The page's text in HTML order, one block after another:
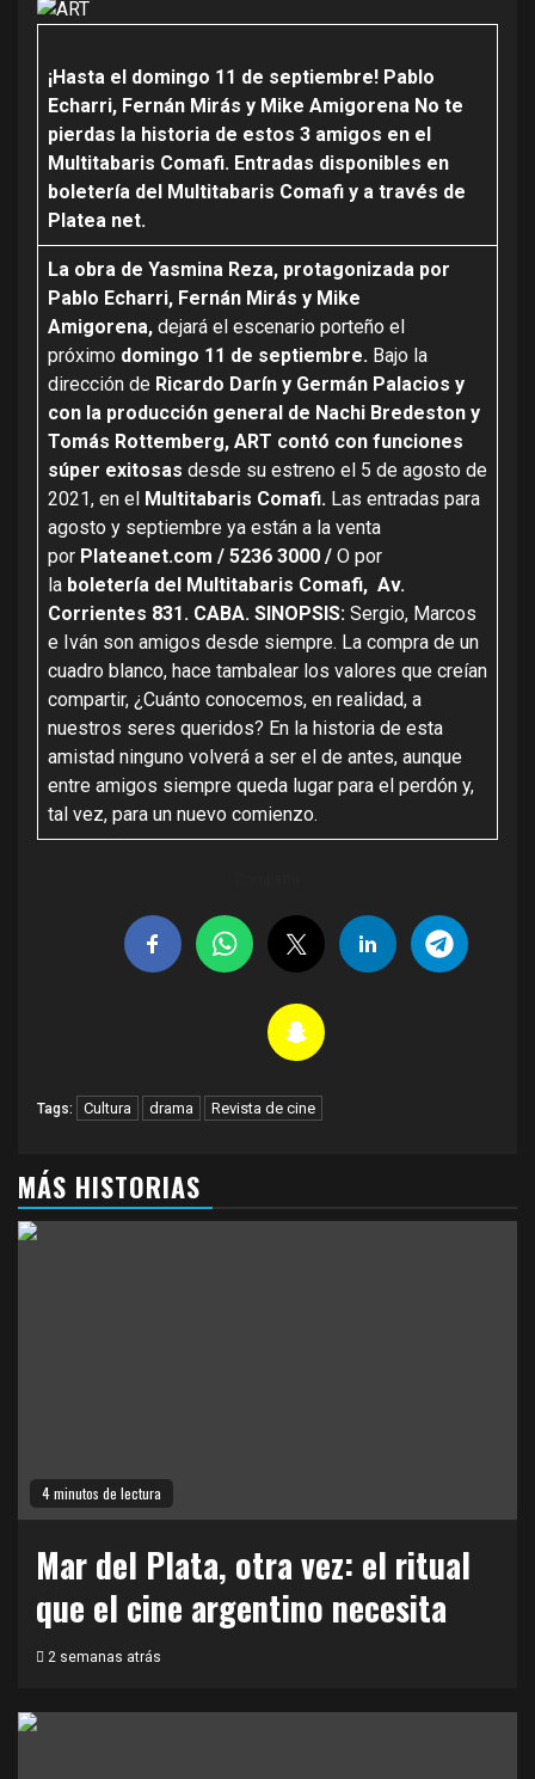
¡Hasta el domingo 11 de septiembre! Pablo
Echarri, Fernán Mirás y Mike Amigorena No te
pierdas la historia de estos 3 amigos en el
Multitabaris Comafi. Entradas disponibles en
boletería del Multitabaris Comafi y a través de
Platea net.
La obra de Yasmina Reza, protagonizada por
Pablo Echarri, Fernán Mirás y Mike
Amigorena, dejará el escenario porteño el
próximo domingo 11 de septiembre. Bajo la
dirección de Ricardo Darín y Germán Palacios y
con la producción general de Nachi Bredeston y
Tomás Rottemberg, ART contó con funciones
súper exitosas desde su estreno el 5 de agosto de
2021, en el Multitabaris Comafi. Las entradas para
agosto y septiembre ya están a la venta
por Plateanet.com / 5236 3000 / O por
la boletería del Multitabaris Comafi, Av.
Corrientes 831. CABA. SINOPSIS: Sergio, Marcos
e Iván son amigos desde siempre. La compra de un
cuadro blanco, hace tambalear los valores que creían
compartir, ¿Cuánto conocemos, en realidad, a
nuestros seres queridos? En la historia de esta
amistad ninguno volverá a ser el de antes, aunque
entre amigos siempre queda lugar para el perdón y,
tal vez, para un nuevo comienzo.
Tags: Cultura drama Revista de cine
MÁS HISTORIAS
4 minutos de lectura
Mar del Plata, otra vez: el ritual
que el cine argentino necesita
2 semanas atrás